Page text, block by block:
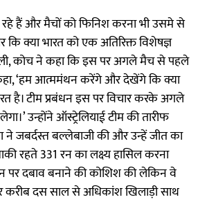
हैं और मैचों को फिनिश करना भी उसमे से
क्या भारत को एक अतिरिक्त विशेषज्ञ
कोच ने कहा कि इस पर अगले मैच से पहले
‘हम आत्ममंथन करेंगे और देखेंगे कि क्या
टीम प्रबंधन इस पर विचार करके अगले
उन्होंने ऑस्ट्रेलियाई टीम की तारीफ
ने जबर्दस्त बल्लेबाजी की और उन्हें जीत का
रहते 331 रन का लक्ष्य हासिल करना
पर दबाव बनाने की कोशिश की लेकिन वे
दस साल से अधिकांश खिलाड़ी साथ